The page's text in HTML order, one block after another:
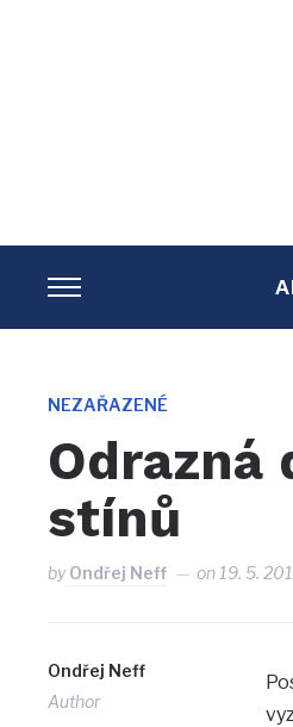
TOGGLE
SIDEBAR
NAVIGATION
NEZAŘAZENÉ
Odrazná
stínů
byOndřej Neff on 19. 5.
Ondřej Neff
Author